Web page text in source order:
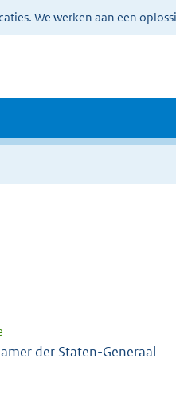
We werken aan een
der Staten-Generaal